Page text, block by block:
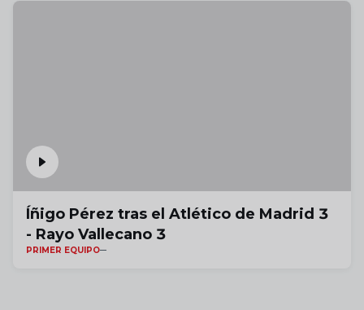
Íñigo Pérez tras el Atlético de Madrid 3
- Rayo Vallecano 3
PRIMER EQUIPO